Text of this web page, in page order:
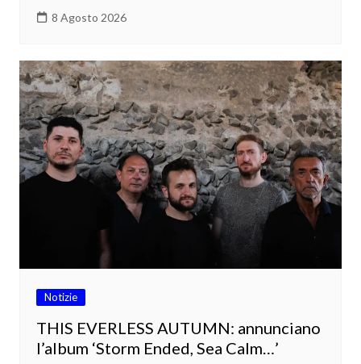
8 Agosto 2026
Notizie
THIS EVERLESS AUTUMN: annunciano
l’album ‘Storm Ended, Sea Calm…’